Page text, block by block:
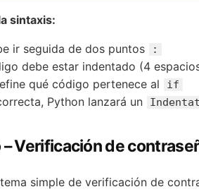
sintaxis:
ir seguida de dos puntos :
debe estar indentado (4
qué código pertenece al
if
Python lanzará un
Verificación de
simple de verificación de